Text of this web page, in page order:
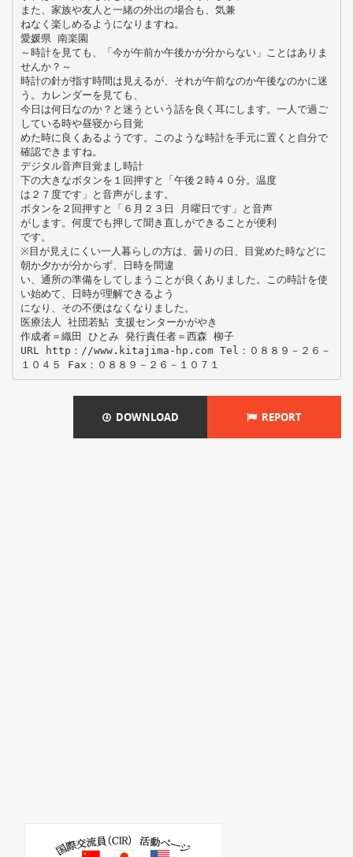
また、家族や友人と一緒の外出の場合も、気兼
ねなく楽しめるようになりますね。
愛媛県 南楽園
～時計を見ても、「今が午前か午後かが分からない」ことはありま
せんか？～
時計の針が指す時間は見えるが、それが午前なのか午後なのかに迷
う。カレンダーを見ても、
今日は何日なのか？と迷うという話を良く耳にします。一人で過ご
している時や昼寝から目覚
めた時に良くあるようです。このような時計を手元に置くと自分で
確認できますね。
デジタル音声目覚まし時計
下の大きなボタンを１回押すと「午後２時４０分。温度
は２７度です」と音声がします。
ボタンを２回押すと「６月２３日 月曜日です」と音声
がします。何度でも押して聞き直しができることが便利
です。
※目が見えにくい一人暮らしの方は、曇りの日、目覚めた時などに
朝か夕かが分からず、日時を間違
い、通所の準備をしてしまうことが良くありました。この時計を使
い始めて、日時が理解できるよう
になり、その不便はなくなりました。
医療法人 社団若鮎 支援センターかがやき
作成者＝織田 ひとみ 発行責任者＝西森 柳子
URL http：//www.kitajima-hp.com Tel：０８８９－２６－
DOWNLOAD REPORT